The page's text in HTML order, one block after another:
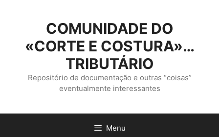
conteúdo
COMUNIDADE DO
«CORTE E COSTURA»…
TRIBUTÁRIO
Repositório de documentação e outras “coisas”
eventualmente interessantes
Menu